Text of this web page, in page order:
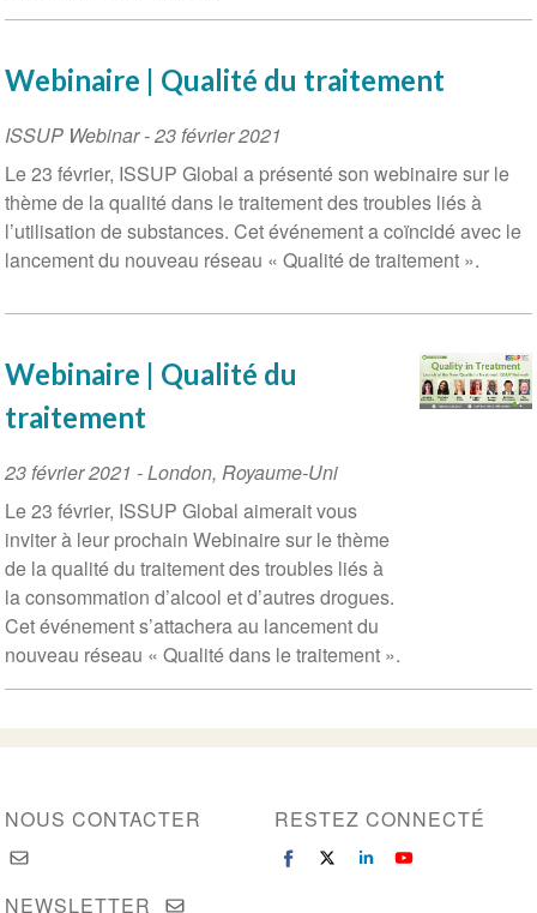
Webinaire | Qualité du traitement
ISSUP Webinar-23 février 2021
Le 23 février, ISSUP Global a présenté son webinaire sur le
thème de la qualité dans le traitement des troubles liés à
l’utilisation de substances. Cet événement a coïncidé avec le
lancement du nouveau réseau « Qualité de traitement ».
Webinaire | Qualité du
traitement
Event
Date
23 février 2021 -London, Royaume-Uni
Le 23 février, ISSUP Global aimerait vous
inviter à leur prochain Webinaire sur le thème
de la qualité du traitement des troubles liés à
la consommation d’alcool et d’autres drogues.
Cet événement s’attachera au lancement du
nouveau réseau « Qualité dans le traitement ».
NOUS CONTACTER RESTEZ CONNECTÉ
NEWSLETTER